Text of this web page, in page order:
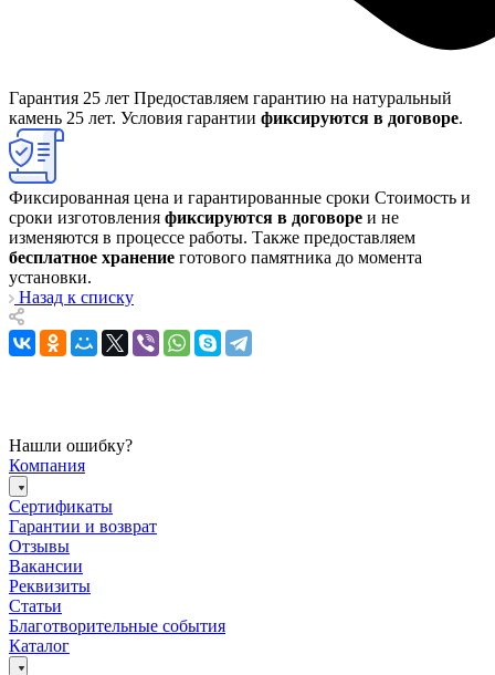
Гарантия 25 лет Предоставляем гарантию на натуральный
камень 25 лет. Условия гарантии фиксируются в договоре.
Фиксированная цена и гарантированные сроки Стоимость и
сроки изготовления фиксируются в договоре и не
изменяются в процессе работы. Также предоставляем
бесплатное хранение готового памятника до момента
установки.
Назад к списку
Нашли ошибку?
Компания
Сертификаты
Гарантии и возврат
Отзывы
Вакансии
Реквизиты
Статьи
Благотворительные события
Каталог